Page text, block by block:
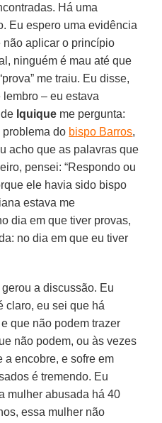
Há uma
Eu espero uma evidência
não aplicar o princípio
ninguém é mau até que
me traiu. Eu disse,
– eu estava
Iquique me pergunta:
problema do bispo Barros,
acho que as palavras que
pensei: “Respondo ou
ele havia sido bispo
estava me
dia em que tiver provas,
no dia em que eu tiver
gerou a discussão. Eu
claro, eu sei que há
e que não podem trazer
não podem, ou às vezes
a encobre, e sofre em
é tremendo. Eu
mulher abusada há 40
essa mulher não